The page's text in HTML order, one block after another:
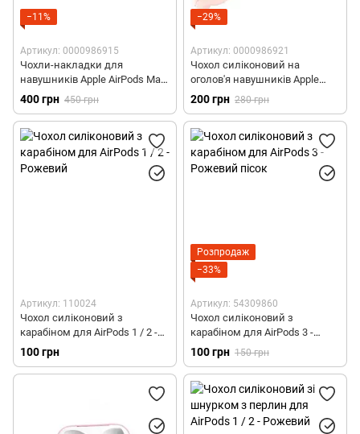
Силіконові чохли для AirPods Pro 2
Полікарбонатні чохли для AirPods Pro 2
Поліуретанові чохли для AirPods Pro 2
Чохли з MagSafe для AirPods Pro 2
Чохли для AirPods Max
Силіконові чохли для AirPods 4
Шкіряні чохли для AirPods 4
Полікарбонатні чохли для AirPods 4
Силіконові чохли зі шнурком для AirPods Pro 3
Чохли з MagSafe для AirPods Pro 3
Полікарбонатні чохли для AirPods Pro 3
−11%
Артикул: 0000986915
Чохли-накладки для
навушників Apple AirPods Max
- Рожеві
400 грн 450 грн
−29%
Артикул: 0000986921
Чохол силіконовий на
оголов'я навушників Apple
AirPods Max - Рожевий
200 грн 280 грн
Артикул: 110024
Чохол силіконовий з
карабіном для AirPods 1 / 2 -
Рожевий
100 грн
Розпродаж
−33%
Артикул: 54309860
Чохол силіконовий з
карабіном для AirPods 3 -
Рожевий пісок
100 грн 150 грн